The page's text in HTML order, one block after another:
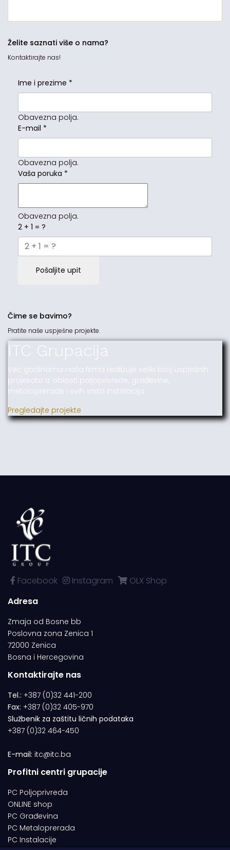
Želite saznati više o nama?
Kontaktirajte nas!
Ime i prezime *
Obavezna polja.
E-mail *
Obavezna polja.
Vaša poruka *
Obavezna polja.
2 + 1 = ?
Pošaljite upit
Čime se bavimo?
Pratite naše uspješne projekte.
ITC Grupacija
Već godinama naša firma realizuje veliki broj uspješnih
projekata iz oblasti poljoprivrede, građevine,
metaloprerade i svih vrsta instalacija.
Pregledajte projekte
Facebook Instagram
OLX Shop
Adresa
Zmaja od Bosne bb
Poslovna zona Zenica 1
72000 Zenica
Bosna i Hercegovina
Kontaktirajte nas
Tel.: +387 (0)32 441-200
Fax: +387 (0)32 405-970
Službenik za zaštitu ličnih podataka
+387 (0)32 464-450
E-mail: itc@itc.ba
Profitni centri grupacije
PC Poljoprivreda
ONLINE shop
PC Građevina
PC Metaloprerada
PC Instalacije